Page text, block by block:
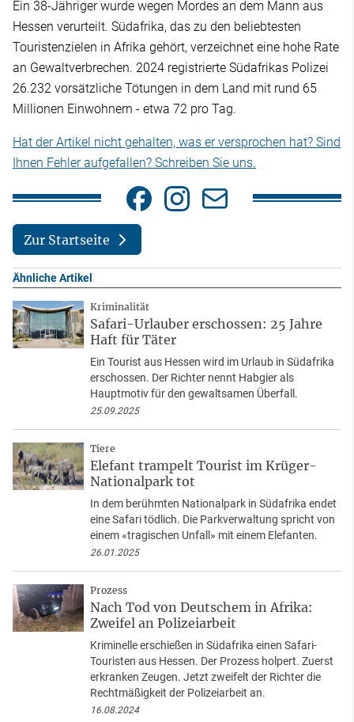
Ein 38-Jähriger wurde wegen Mordes an dem Mann aus
Hessen verurteilt. Südafrika, das zu den beliebtesten
Touristenzielen in Afrika gehört, verzeichnet eine hohe Rate
an Gewaltverbrechen. 2024 registrierte Südafrikas Polizei
26.232 vorsätzliche Tötungen in dem Land mit rund 65
Millionen Einwohnern - etwa 72 pro Tag.
Hat der Artikel nicht gehalten, was er versprochen hat? Sind
Ihnen Fehler aufgefallen? Schreiben Sie uns.
Zur Startseite
Ähnliche Artikel
Kriminalität
Safari-Urlauber erschossen: 25 Jahre
Haft für Täter
Ein Tourist aus Hessen wird im Urlaub in Südafrika
erschossen. Der Richter nennt Habgier als
Hauptmotiv für den gewaltsamen Überfall.
25.09.2025
Tiere
Elefant trampelt Tourist im Krüger-
Nationalpark tot
In dem berühmten Nationalpark in Südafrika endet
eine Safari tödlich. Die Parkverwaltung spricht von
einem «tragischen Unfall» mit einem Elefanten.
26.01.2025
Prozess
Nach Tod von Deutschem in Afrika:
Zweifel an Polizeiarbeit
Kriminelle erschießen in Südafrika einen Safari-
Touristen aus Hessen. Der Prozess holpert. Zuerst
erkranken Zeugen. Jetzt zweifelt der Richter die
Rechtmäßigkeit der Polizeiarbeit an.
16.08.2024